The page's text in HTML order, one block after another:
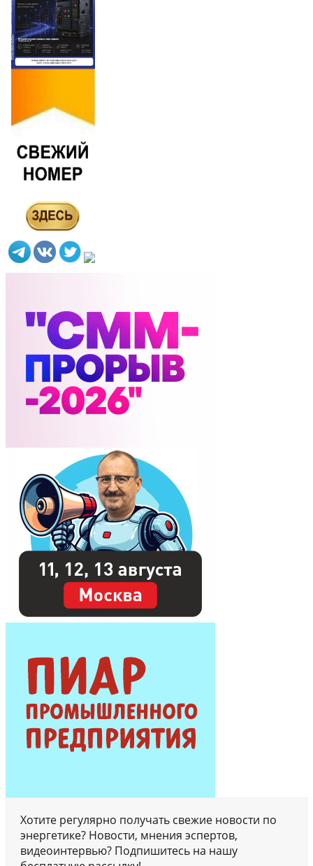
Хотите регулярно получать свежие новости по
энергетике? Новости, мнения эспертов,
видеоинтервью? Подпишитесь на нашу